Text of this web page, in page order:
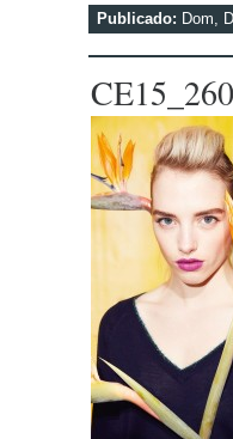
Publicado: Dom,